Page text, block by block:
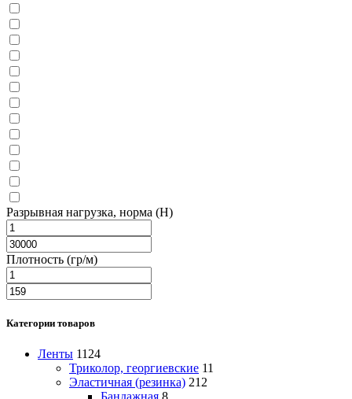
Разрывная нагрузка, норма (H)
Плотность (гр/м)
Категории товаров
Ленты 1124
Триколор, георгиевские 11
Эластичная (резинка) 212